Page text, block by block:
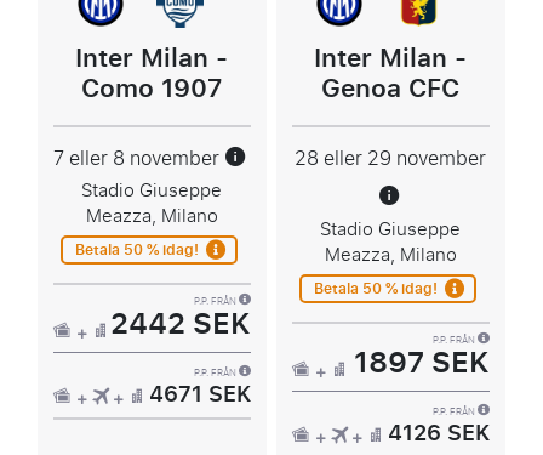
Inter Milan -
Como 1907
7 eller 8 november
Stadio Giuseppe
Meazza, Milano
Betala 50 % idag!
P.P. FRÅN
2442 SEK
P.P. FRÅN
4671 SEK
Inter Milan -
Genoa CFC
28 eller 29 november
Stadio Giuseppe
Meazza, Milano
Betala 50 % idag!
P.P. FRÅN
1897 SEK
P.P. FRÅN
4126 SEK